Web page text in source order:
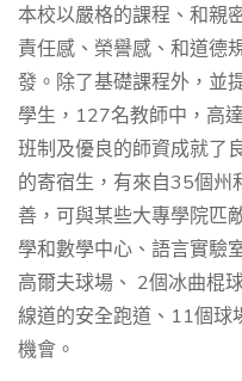
本校以嚴格的課程、和親
責任感、榮譽感、和道德
發。除了基礎課程外，並
學生，127名教師中，高
班制及優良的師資成就了
的寄宿生，有來自35個
善，可與某些大專學院匹
學和數學中心、語言實驗
高爾夫球場、 2個冰曲棍
線道的安全跑道、11個球
機會。